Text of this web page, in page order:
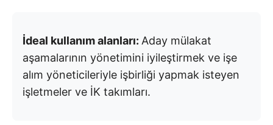
İdeal kullanım alanları: Aday mülakat
aşamalarının yönetimini iyileştirmek ve işe
alım yöneticileriyle işbirliği yapmak isteyen
işletmeler ve İK takımları.